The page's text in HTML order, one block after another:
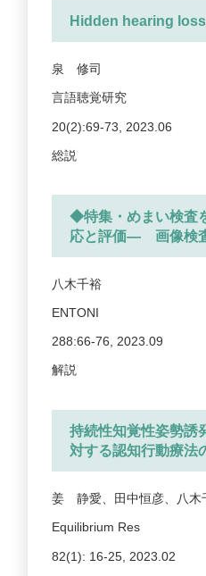
Hidden hearing loss
泉 修司
言語聴覚研究
20(2):69-73, 2023.06
総説
◆特集・めまい検
応と評価― 画像検
八木千裕
ENTONI
288:66-76, 2023.09
解説
持続性知覚性姿勢誘
対する認知行動療法
姜 静愛、田中恒彦、八
Equilibrium Res
82(1): 16-25, 2023.02